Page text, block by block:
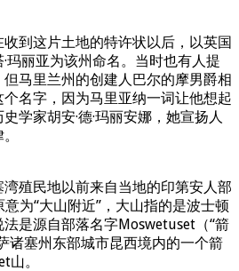
到这片土地的特许状以后，以英国
玛丽亚为该州命名。当时也有人提
马里兰州的创建人巴尔的摩男爵相
名字，因为马里亚纳一词让他想起
学家胡安·德·玛丽安娜，她宣扬人
殖民地以前来自当地的印第安人部
为“大山附近”，大山指的是波士顿
是源自部落名字Moswetuset（“箭
诸塞州东部城市昆西境内的一个箭
山。